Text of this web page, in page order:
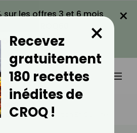
sur les offres 3 et 6 mois
LA PROMO
×
Calories Et Utilisation En Cuisine
Recevez
gratuitement
180 recettes
inédites de
CROQ !
×